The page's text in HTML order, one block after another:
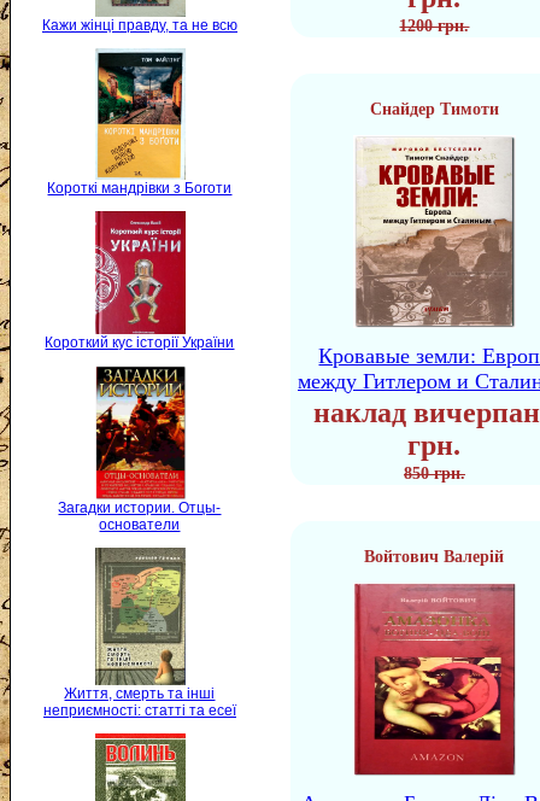
Кажи жінці правду, та не всю
Короткі мандрівки з Боготи
Короткий кус історії України
Загадки истории. Отцы-
основатели
Життя, смерть та інші
неприємності: статті та есеї
1200 грн.
Снайдер Тимоти
Кровавые земли:
между Гитлером и
наклад
грн.
850 грн.
Войтович Валерій